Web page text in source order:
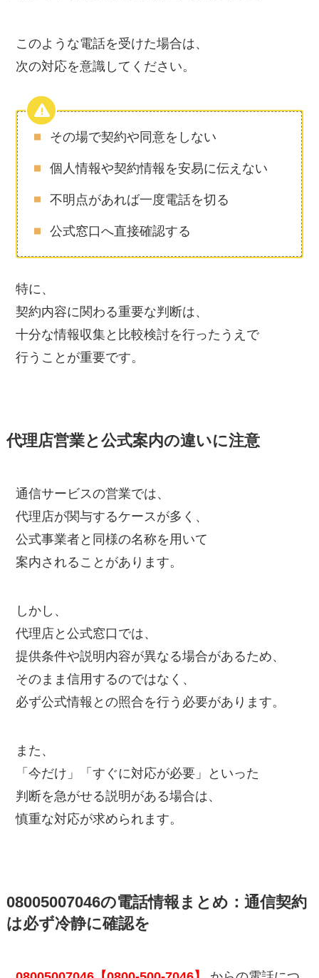
このような電話を受けた場合は、
次の対応を意識してください。
その場で契約や同意をしない
個人情報や契約情報を安易に伝えない
不明点があれば一度電話を切る
公式窓口へ直接確認する
特に、
契約内容に関わる重要な判断は、
十分な情報収集と比較検討を行ったうえで
行うことが重要です。
代理店営業と公式案内の違いに注意
通信サービスの営業では、
代理店が関与するケースが多く、
公式事業者と同様の名称を用いて
案内されることがあります。
しかし、
代理店と公式窓口では、
提供条件や説明内容が異なる場合があるため、
そのまま信用するのではなく、
必ず公式情報との照合を行う必要があります。
また、
「今だけ」「すぐに対応が必要」といった
判断を急がせる説明がある場合は、
慎重な対応が求められます。
08005007046の電話情報まとめ：通信契約
は必ず冷静に確認を